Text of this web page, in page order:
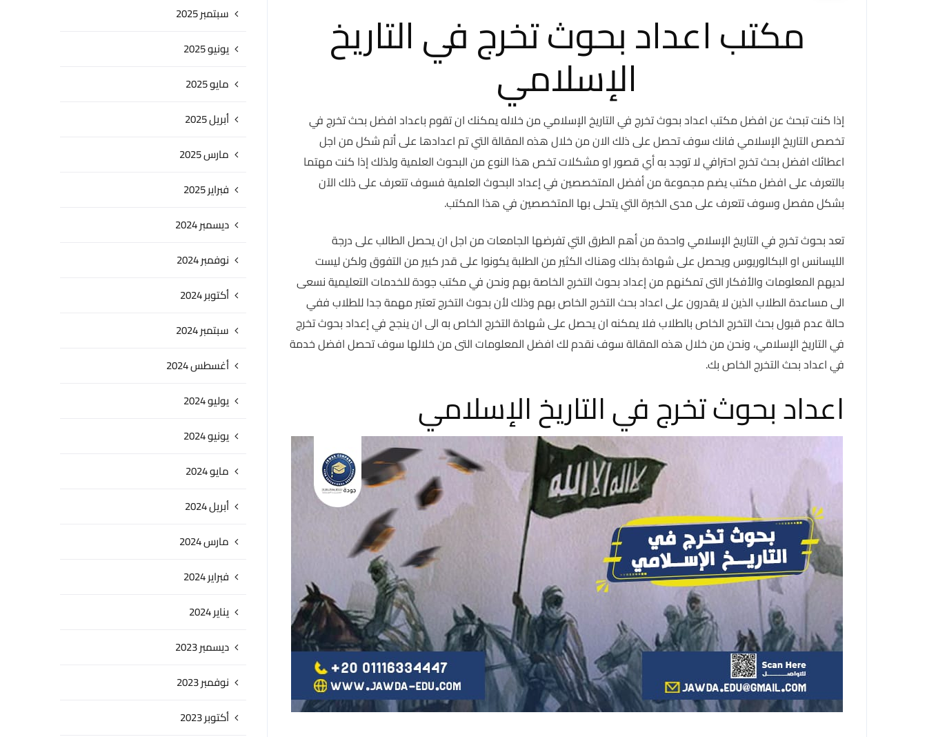
مكتب اعداد بحوث تخرج في التاريخ
الإسلامي
إذا كنت تبحث عن افضل مكتب اعداد بحوث تخرج في التاريخ الإسلامي من خلاله يمكنك ان تقوم باعداد افضل بحث تخرج في
تخصص التاريخ الإسلامي فانك سوف تحصل على ذلك الان من خلال هذه المقالة التي تم اعدادها على أتم شكل من اجل
اعطائك افضل بحث تخرج احترافي لا توجد به أي قصور او مشكلات تخص هذا النوع من البحوث العلمية ولذلك إذا كنت مهتما
بالتعرف على افضل مكتب يضم مجموعة من أفضل المتخصصين في إعداد البحوث العلمية فسوف تتعرف على ذلك الآن
بشكل مفصل وسوف تتعرف على مدى الخبرة التي يتحلى بها المتخصصين في هذا المكتب.
تعد بحوث تخرج في التاريخ الإسلامي واحدة من أهم الطرق التي تفرضها الجامعات من اجل ان يحصل الطالب على درجة
الليسانس او البكالوريوس ويحصل على شهادة بذلك وهناك الكثير من الطلبة يكونوا على قدر كبير من التفوق ولكن ليست
لديهم المعلومات والأفكار التى تمكنهم من إعداد بحوث التخرج الخاصة بهم ونحن في مكتب جودة للخدمات التعليمية نسعى
الى مساعدة الطلاب الذين لا يقدرون على اعداد بحث التخرج الخاص بهم وذلك لأن بحوث التخرج تعتبر مهمة جدا للطلاب ففي
حالة عدم قبول بحث التخرج الخاص بالطلاب فلا يمكنه ان يحصل على شهادة التخرج الخاص به الى ان ينجح في إعداد بحوث تخرج
في التاريخ الإسلامي، ونحن من خلال هذه المقالة سوف نقدم لك افضل المعلومات التى من خلالها سوف تحصل افضل خدمة
في اعداد بحث التخرج الخاص بك.
اعداد بحوث تخرج في التاريخ الإسلامي
سبتمبر 2025
يونيو 2025
مايو 2025
أبريل 2025
مارس 2025
فبراير 2025
ديسمبر 2024
نوفمبر 2024
أكتوبر 2024
سبتمبر 2024
أغسطس 2024
يوليو 2024
يونيو 2024
مايو 2024
أبريل 2024
مارس 2024
فبراير 2024
يناير 2024
ديسمبر 2023
نوفمبر 2023
أكتوبر 2023